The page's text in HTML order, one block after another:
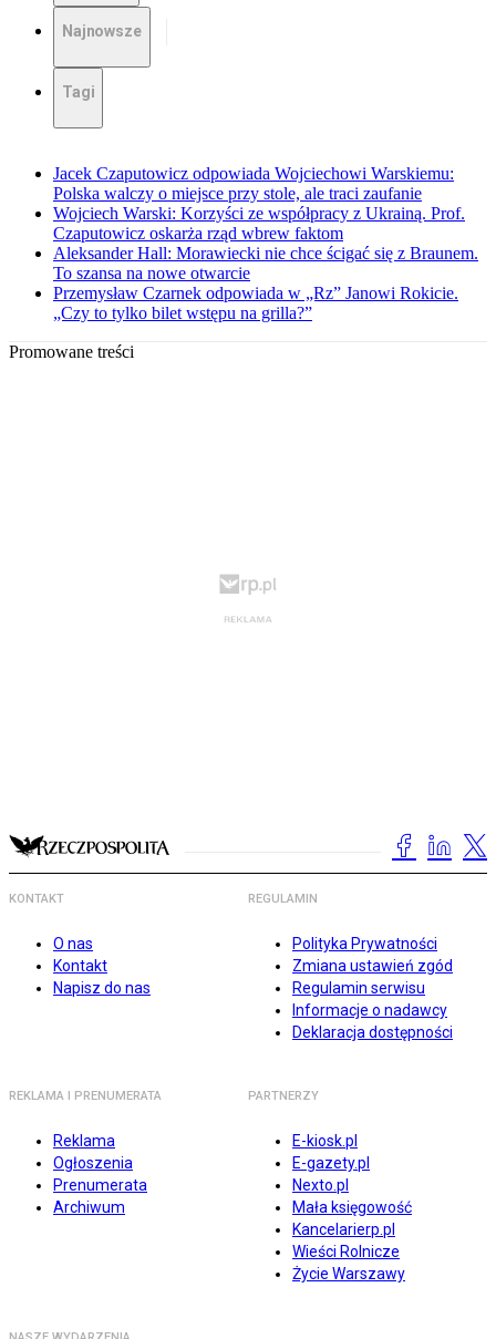
Najnowsze
Tagi
Jacek Czaputowicz odpowiada Wojciechowi Warskiemu:
Polska walczy o miejsce przy stole, ale traci zaufanie
Wojciech Warski: Korzyści ze współpracy z Ukrainą. Prof.
Czaputowicz oskarża rząd wbrew faktom
Aleksander Hall: Morawiecki nie chce ścigać się z Braunem.
To szansa na nowe otwarcie
Przemysław Czarnek odpowiada w „Rz” Janowi Rokicie.
„Czy to tylko bilet wstępu na grilla?”
Promowane treści
KONTAKT
O nas
Kontakt
Napisz do nas
REGULAMIN
Polityka Prywatności
Zmiana ustawień zgód
Regulamin serwisu
Informacje o nadawcy
Deklaracja dostępności
REKLAMA I PRENUMERATA
Reklama
Ogłoszenia
Prenumerata
Archiwum
PARTNERZY
E-kiosk.pl
E-gazety.pl
Nexto.pl
Mała księgowość
Kancelarierp.pl
Wieści Rolnicze
Życie Warszawy